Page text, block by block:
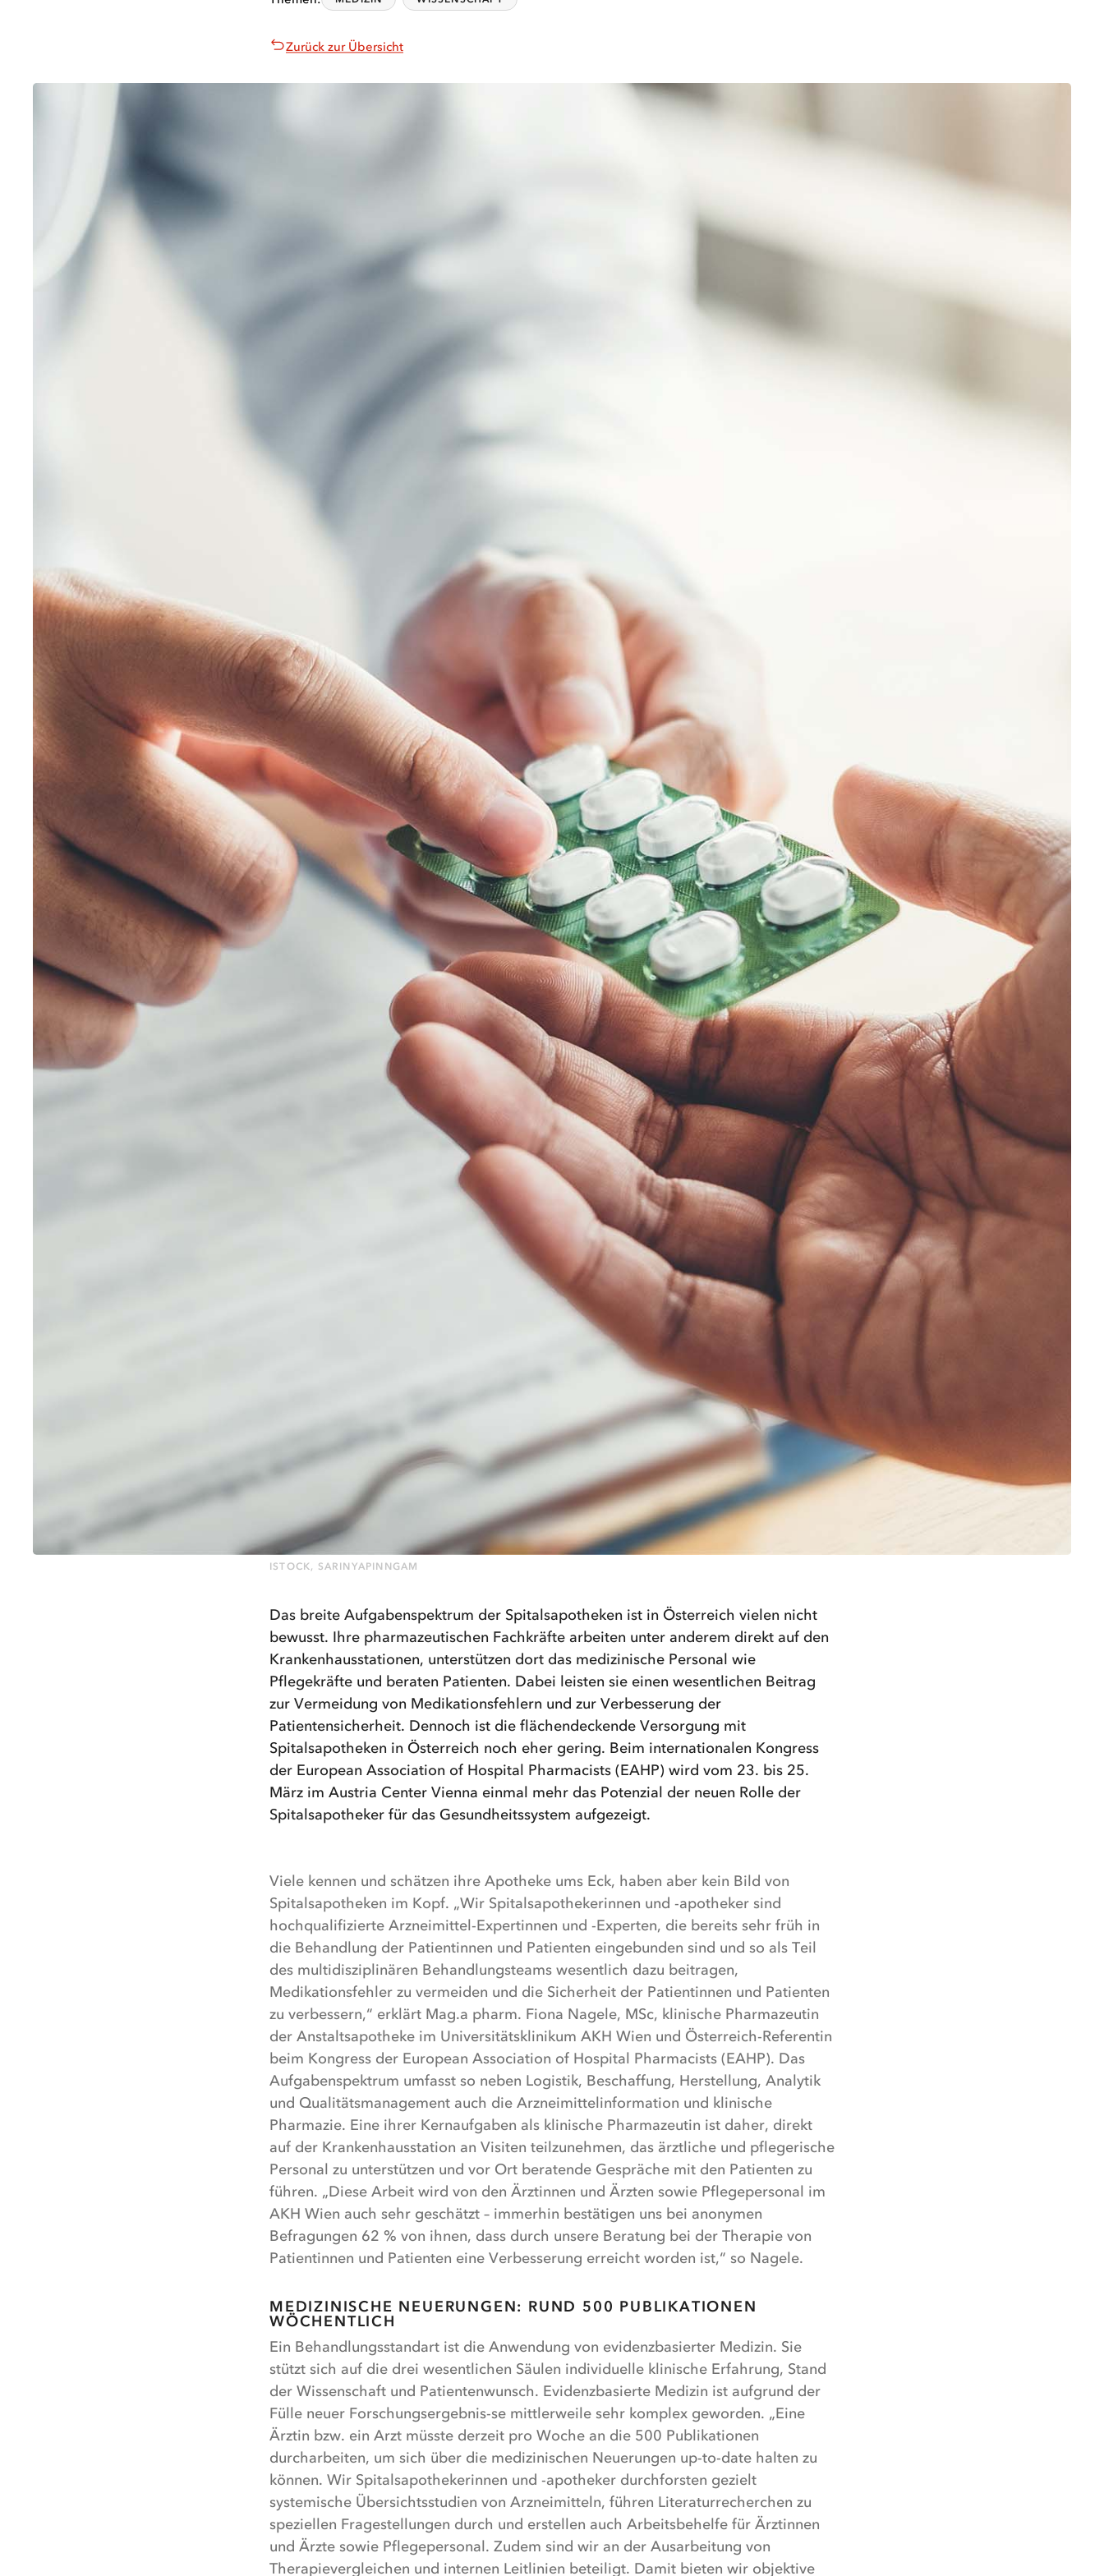
Zurück zur Übersicht
ISTOCK, SARINYAPINNGAM
Das breite Aufgabenspektrum der Spitalsapotheken ist in Österreich vielen nicht
bewusst. Ihre pharmazeutischen Fachkräfte arbeiten unter anderem direkt auf den
Krankenhausstationen, unterstützen dort das medizinische Personal wie
Pflegekräfte und beraten Patienten. Dabei leisten sie einen wesentlichen Beitrag
zur Vermeidung von Medikationsfehlern und zur Verbesserung der
Patientensicherheit. Dennoch ist die flächendeckende Versorgung mit
Spitalsapotheken in Österreich noch eher gering. Beim internationalen Kongress
der European Association of Hospital Pharmacists (EAHP) wird vom 23. bis 25.
März im Austria Center Vienna einmal mehr das Potenzial der neuen Rolle der
Spitalsapotheker für das Gesundheitssystem aufgezeigt.
Viele kennen und schätzen ihre Apotheke ums Eck, haben aber kein Bild von
Spitalsapotheken im Kopf. „Wir Spitalsapothekerinnen und -apotheker sind
hochqualifizierte Arzneimittel-Expertinnen und -Experten, die bereits sehr früh in
die Behandlung der Patientinnen und Patienten eingebunden sind und so als Teil
des multidisziplinären Behandlungsteams wesentlich dazu beitragen,
Medikationsfehler zu vermeiden und die Sicherheit der Patientinnen und Patienten
zu verbessern,“ erklärt Mag.a pharm. Fiona Nagele, MSc, klinische Pharmazeutin
der Anstaltsapotheke im Universitätsklinikum AKH Wien und Österreich-Referentin
beim Kongress der European Association of Hospital Pharmacists (EAHP). Das
Aufgabenspektrum umfasst so neben Logistik, Beschaffung, Herstellung, Analytik
und Qualitätsmanagement auch die Arzneimittelinformation und klinische
Pharmazie. Eine ihrer Kernaufgaben als klinische Pharmazeutin ist daher, direkt
auf der Krankenhausstation an Visiten teilzunehmen, das ärztliche und pflegerische
Personal zu unterstützen und vor Ort beratende Gespräche mit den Patienten zu
führen. „Diese Arbeit wird von den Ärztinnen und Ärzten sowie Pflegepersonal im
AKH Wien auch sehr geschätzt – immerhin bestätigen uns bei anonymen
Befragungen 62 % von ihnen, dass durch unsere Beratung bei der Therapie von
Patientinnen und Patienten eine Verbesserung erreicht worden ist,“ so Nagele.
MEDIZINISCHE NEUERUNGEN: RUND 500 PUBLIKATIONEN
WÖCHENTLICH
Ein Behandlungsstandart ist die Anwendung von evidenzbasierter Medizin. Sie
stützt sich auf die drei wesentlichen Säulen individuelle klinische Erfahrung, Stand
der Wissenschaft und Patientenwunsch. Evidenzbasierte Medizin ist aufgrund der
Fülle neuer Forschungsergebnis-se mittlerweile sehr komplex geworden. „Eine
Ärztin bzw. ein Arzt müsste derzeit pro Woche an die 500 Publikationen
durcharbeiten, um sich über die medizinischen Neuerungen up-to-date halten zu
können. Wir Spitalsapothekerinnen und -apotheker durchforsten gezielt
systemische Übersichtsstudien von Arzneimitteln, führen Literaturrecherchen zu
speziellen Fragestellungen durch und erstellen auch Arbeitsbehelfe für Ärztinnen
und Ärzte sowie Pflegepersonal. Zudem sind wir an der Ausarbeitung von
Therapievergleichen und internen Leitlinien beteiligt. Damit bieten wir objektive